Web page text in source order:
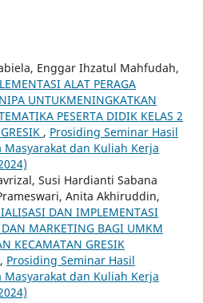
Enggar Ihzatul Mahfudah,
ALAT PERAGA
UNTUKMENINGKATKAN
PESERTA DIDIK KELAS 2
, Prosiding Seminar Hasil
Masyarakat dan Kuliah Kerja
Susi Hardianti Sabana
Anita Akhiruddin,
DAN IMPLEMENTASI
MARKETING BAGI UMKM
KECAMATAN GRESIK
, Prosiding Seminar Hasil
Masyarakat dan Kuliah Kerja